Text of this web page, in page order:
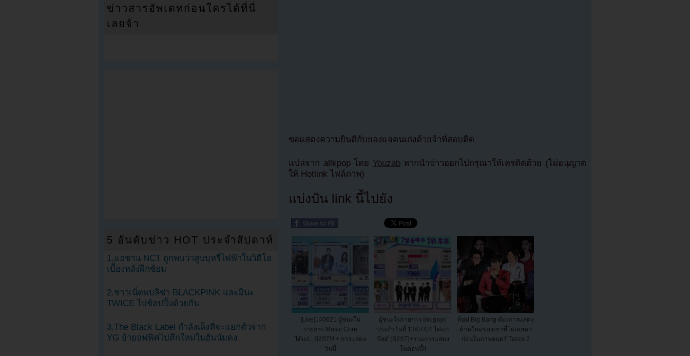
ขอแสดงความยินดีกับยองแจคนเก่งด้วยจ้าที่สอบติด
แปลจาก allkpop โดย Youzabหากนำข่าวออกไปกรุณาให้เครดิตด้วย (ไม่อนุญาต
ให้ Hotlink ไฟล์ภาพ)
แบ่งปัน link นี้ไปยัง
[Live]140621 ผู้ชนะใน
รายการ Music Core
ได้แก่...B2ST!!! + การแสดง
วันนี้
ผู้ชนะในรายการ Inkigayo
ประจำวันที่ 13/07/14 ได่แก่
บีสต์ (B2ST)+รวมการแสดง
ในตอนนี้!!
ท็อป Big Bang ต้องการแสดง
ด้านใหม่ของเขาที่ไม่เคยมา
ก่อนในภาพยนตร์ Tazza 2
ข่าวสารอัพเดทก่อนใครได้ที่นี่
เลยจ้า
5 อันดับข่าว HOT ประจำสัปดาห์
1.แฮชาน NCT ถูกพบว่าสูบบุหรี่ไฟฟ้าในวิดีโอ
เบื้องหลังฝึกซ้อม
2.ชาวเน็ตพบลิซ่า BLACKPINK และมินะ
TWICE ไปช้อปปิ้งด้วยกัน
3.The Black Label กำลังเล็งที่จะแยกตัวจาก
YG ย้ายอฟฟิศไปตึกใหม่ในฮันนัมดง